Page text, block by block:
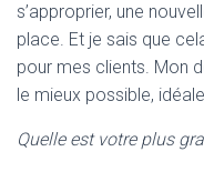
s’approprier, une
place. Et je sais que
pour mes clients. Mon
le mieux possible,
Quelle est votre plus